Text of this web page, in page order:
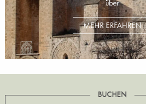
über
MEHR ERFAHREN
BUCHEN